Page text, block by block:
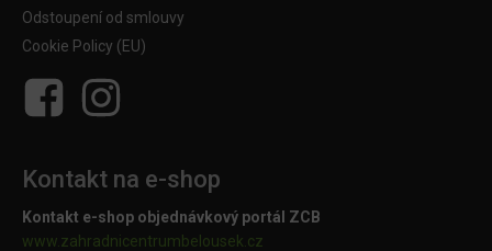
Odstoupení od smlouvy
Cookie Policy (EU)
Kontakt na e-shop
Kontakt e-shop objednávkový portál ZCB
www.zahradnicentrumbelousek.cz